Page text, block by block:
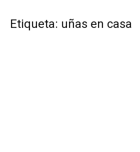
Etiqueta: uñas en casa